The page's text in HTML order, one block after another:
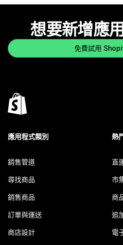
想要新增應
免費試用
應用程式類別
銷售管道
尋找商品
銷售商品
訂單與運送
商店設計
熱
直
市
商
追
電